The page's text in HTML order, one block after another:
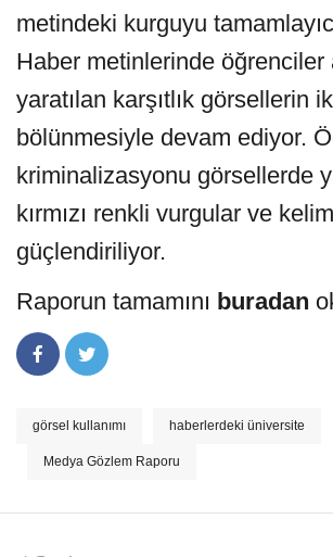
metindeki kurguyu
Haber metinlerinde öğrenciler
yaratılan karşıtlık görsellerin
bölünmesiyle devam ediyor.
kriminalizasyonu görsellerde
kırmızı renkli vurgular ve
güçlendiriliyor.
Raporun tamamını buradan
görsel kullanımı haberlerdeki üniversite
Medya Gözlem Raporu